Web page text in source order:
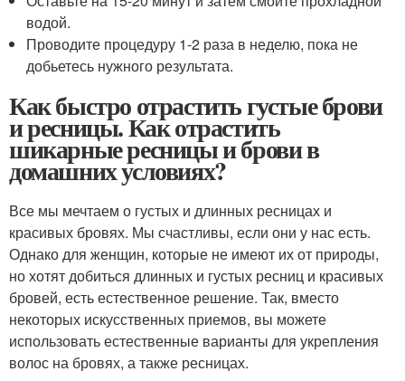
водой.
Проводите процедуру 1-2 раза в неделю, пока не
добьетесь нужного результата.
Как быстро отрастить густые брови
и ресницы. Как отрастить
шикарные ресницы и брови в
домашних условиях?
Все мы мечтаем о густых и длинных ресницах и
красивых бровях. Мы счастливы, если они у нас есть.
Однако для женщин, которые не имеют их от природы,
но хотят добиться длинных и густых ресниц и красивых
бровей, есть естественное решение. Так, вместо
некоторых искусственных приемов, вы можете
использовать естественные варианты для укрепления
волос на бровях, а также ресницах.